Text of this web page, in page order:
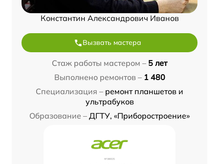
Константин Александрович Иванов
Вызвать мастера
Стаж работы мастером – 5 лет
Выполнено ремонтов – 1 480
Специализация – ремонт планшетов и
ультрабуков
Образование – ДГТУ, «Приборостроение»